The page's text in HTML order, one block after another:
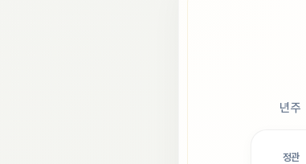
년주
정관